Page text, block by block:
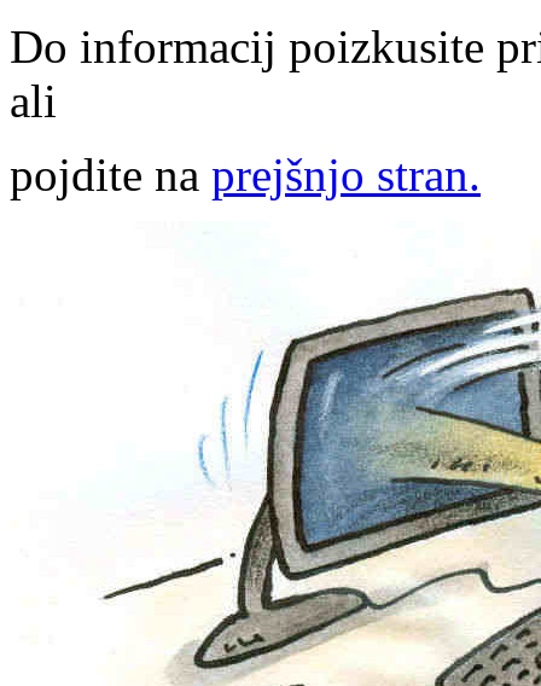
Do informacij poizkusite
ali
pojdite na prejšnjo stran.